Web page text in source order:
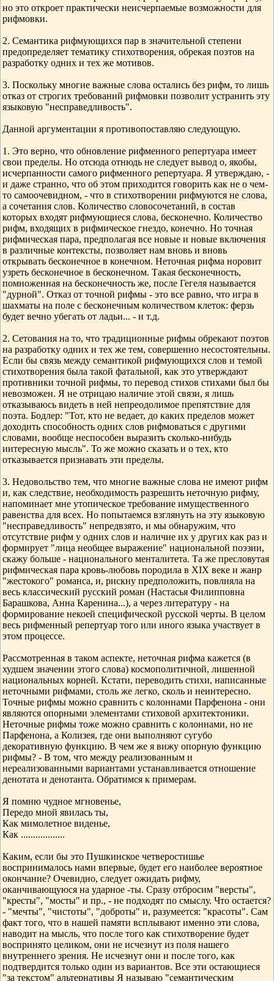
но это откроет практически неисчерпаемые возможности для
рифмовки.
2. Семантика рифмующихся пар в значительной степени
предопределяет тематику стихотворения, обрекая поэтов на
разработку одних и тех же мотивов.
3. Поскольку многие важные слова остались без рифм, то лишь
отказ от строгих требований рифмовки позволит устранить эту
языковую "несправедливость".
Данной аргументации я противопоставляю следующую.
1. Это верно, что обновление рифменного репертуара имеет
свои пределы. Но отсюда отнюдь не следует вывод о, якобы,
исчерпанности самого рифменного репертуара. Я утверждаю, -
и даже странно, что об этом приходится говорить как не о чем-
то самоочевидном, - что в стихотворении рифмуются не слова,
а сочетания слов. Количество словосочетаний, в состав
которых входят рифмующиеся слова, бесконечно. Количество
рифм, входящих в рифмическое гнездо, конечно. Но точная
рифмическая пара, предполагая все новые и новые включения
в различные контексты, позволяет нам вновь и вновь
открывать бесконечное в конечном. Неточная рифма норовит
узреть бесконечное в бесконечном. Такая бесконечность,
помноженная на бесконечность же, после Гегеля называется
"дурной". Отказ от точной рифмы - это все равно, что игра в
шахматы на поле с бесконечным количеством клеток: ферзь
будет вечно убегать от ладьи... - и т.д.
2. Сетования на то, что традиционные рифмы обрекают поэтов
на разработку одних и тех же тем, совершенно несостоятельны.
Если бы связь между семантикой рифмующихся слов и темой
стихотворения была такой фатальной, как это утверждают
противники точной рифмы, то перевод стихов стихами был бы
невозможен. Я не отрицаю наличие этой связи, я лишь
отказываюсь видеть в ней непреодолимое препятствие для
поэта. Бодлер: "Тот, кто не ведает, до каких пределов может
доходить способность одних слов рифмоваться с другими
словами, вообще неспособен выразить сколько-нибудь
интересную мысль". То же можно сказать и о тех, кто
отказывается признавать эти пределы.
3. Недовольство тем, что многие важные слова не имеют рифм
и, как следствие, необходимость разрешить неточную рифму,
напоминает мне утопическое требование имущественного
равенства для всех. Но попытаемся взглянуть на эту языковую
"несправедливость" непредвзято, и мы обнаружим, что
отсутствие рифм у одних слов и наличие их у других как раз и
формирует "лица необщее выражение" национальной поэзии,
скажу больше - национального менталитета. Та же пресловутая
рифмическая пара кровь-любовь породила в ХIХ веке и жанр
"жестокого" романса, и, рискну предположить, повлияла на
весь классический русский роман (Настасья Филипповна
Барашкова, Анна Каренина...), а через литературу - на
формирование некоей специфической русской черты. В целом
весь рифменный репертуар того или иного языка участвует в
этом процессе.
Рассмотренная в таком аспекте, неточная рифма кажется (в
худшем значении этого слова) космополитичной, лишенной
национальных корней. Кстати, переводить стихи, написанные
неточными рифмами, столь же легко, сколь и неинтересно.
Точные рифмы можно сравнить с колоннами Парфенона - они
являются опорными элементами стиховой архитектоники.
Неточные рифмы тоже можно сравнить с колоннами, но не
Парфенона, а Колизея, где они выполняют сугубо
декоративную функцию. В чем же я вижу опорную функцию
рифмы? - В том, что между реализованным и
нереализованными вариантами устанавливается отношение
денотата и денотанта. Обратимся к примерам.
Я помню чудное мгновенье,
Передо мной явилась ты,
Как мимолетное виденье,
Как ..................
Каким, если бы это Пушкинское четверостишье
воспринималось нами впервые, будет его наиболее вероятное
окончание? Очевидно, следует ожидать рифму,
оканчивающуюся на ударное -ты. Сразу отбросим "версты",
"кресты", "мосты" и пр., - не подходят по смыслу. Что остается?
- "мечты", "чистоты", "доброты" и, разумеется: "красоты". Сам
факт того, что в нашей памяти всплывают именно эти слова,
наводит на мысль, что после того как стихотворение будет
воспринято целиком, они не исчезнут из поля нашего
внутреннего зрения. Не исчезнут они и после того, как
подтвердится только один из вариантов. Все эти остающиеся
"за текстом" альтернативы Я называю "семантическим